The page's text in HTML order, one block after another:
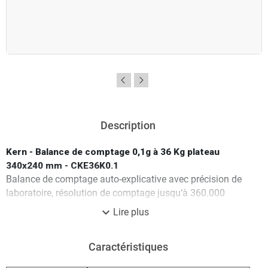
Description
Kern - Balance de comptage 0,1g à 36 Kg plateau
340x240 mm - CKE36K0.1
Balance de comptage auto-explicative avec précision de
laboratoire, résolution de comptage jusqu‘à 360.000
Les avantages produits de cette balance Kern CKE36K0.1
- Clavier graphique auto-explicatif, déroulement des
expand_more Lire plus
Caractéristiques